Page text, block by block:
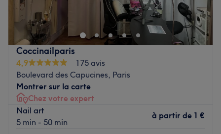
Coccinailparis
4,9
175 avis
Boulevard des Capucines, Paris
Montrer sur la carte
Chez votre expert
Nail art
5 min - 50 min
à partir de 1 €